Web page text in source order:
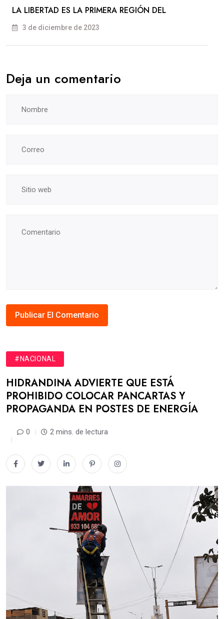
LA LIBERTAD ES LA PRIMERA REGIÓN DEL
3 de diciembre de 2023
Deja un comentario
#NACIONAL
HIDRANDINA ADVIERTE QUE ESTÁ
PROHIBIDO COLOCAR PANCARTAS Y
PROPAGANDA EN POSTES DE ENERGÍA
0 2 mins. de lectura